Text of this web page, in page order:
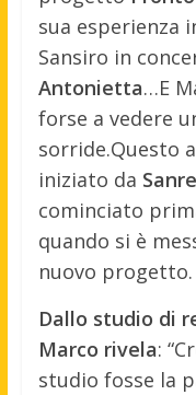
sua esperienza
Sansiro in
Antonietta…E
forse a vedere
sorride.Questo
iniziato da
cominciato
quando si è
nuovo progetto.
Dallo studio di
Marco rivela:
studio fosse la